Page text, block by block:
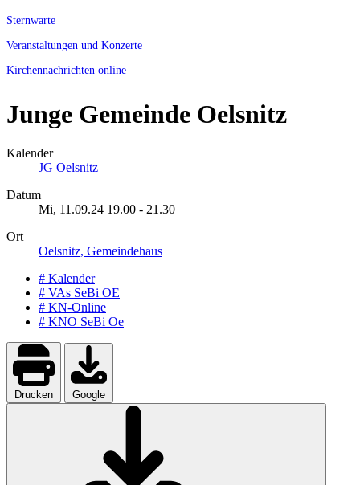
Sternwarte
Veranstaltungen und Konzerte
Kirchennachrichten online
Junge Gemeinde Oelsnitz
Kalender
JG Oelsnitz
Datum
Mi, 11.09.24 19.00 - 21.30
Ort
Oelsnitz, Gemeindehaus
# Kalender
# VAs SeBi OE
# KN-Online
# KNO SeBi Oe
Drucken Google